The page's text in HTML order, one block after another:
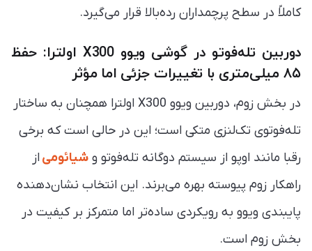
کاملاً در سطح پرچمداران رده‌بالا قرار می‌گیرد.
دوربین تله‌فوتو در گوشی ویوو X300 اولترا: حفظ
۸۵ میلی‌متری با تغییرات جزئی اما مؤثر
در بخش زوم، دوربین ویوو X300 اولترا همچنان به ساختار
تله‌فوتوی تک‌لنزی متکی است؛ این در حالی است که برخی
رقبا مانند اوپو از سیستم دوگانه تله‌فوتو و شیائومی از
راهکار زوم پیوسته بهره می‌برند. این انتخاب نشان‌دهنده
پایبندی ویوو به رویکردی ساده‌تر اما متمرکز بر کیفیت در
بخش زوم است.